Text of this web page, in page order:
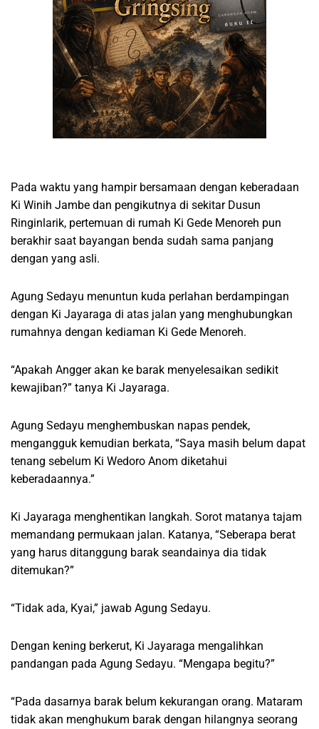
Pada waktu yang hampir bersamaan dengan keberadaan
Ki Winih Jambe dan pengikutnya di sekitar Dusun
Ringinlarik, pertemuan di rumah Ki Gede Menoreh pun
berakhir saat bayangan benda sudah sama panjang
dengan yang asli.
Agung Sedayu menuntun kuda perlahan berdampingan
dengan Ki Jayaraga di atas jalan yang menghubungkan
rumahnya dengan kediaman Ki Gede Menoreh.
“Apakah Angger akan ke barak menyelesaikan sedikit
kewajiban?” tanya Ki Jayaraga.
Agung Sedayu menghembuskan napas pendek,
mengangguk kemudian berkata, “Saya masih belum dapat
tenang sebelum Ki Wedoro Anom diketahui
keberadaannya.”
Ki Jayaraga menghentikan langkah. Sorot matanya tajam
memandang permukaan jalan. Katanya, “Seberapa berat
yang harus ditanggung barak seandainya dia tidak
ditemukan?”
“Tidak ada, Kyai,” jawab Agung Sedayu.
Dengan kening berkerut, Ki Jayaraga mengalihkan
pandangan pada Agung Sedayu. “Mengapa begitu?”
“Pada dasarnya barak belum kekurangan orang. Mataram
tidak akan menghukum barak dengan hilangnya seorang